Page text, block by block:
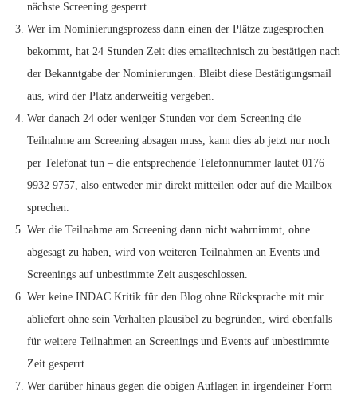
nächste Screening gesperrt.
Wer im Nominierungsprozess dann einen der Plätze zugesprochen
bekommt, hat 24 Stunden Zeit dies emailtechnisch zu bestätigen nach
der Bekanntgabe der Nominierungen. Bleibt diese Bestätigungsmail
aus, wird der Platz anderweitig vergeben.
Wer danach 24 oder weniger Stunden vor dem Screening die
Teilnahme am Screening absagen muss, kann dies ab jetzt nur noch
per Telefonat tun – die entsprechende Telefonnummer lautet 0176
9932 9757, also entweder mir direkt mitteilen oder auf die Mailbox
sprechen.
Wer die Teilnahme am Screening dann nicht wahrnimmt, ohne
abgesagt zu haben, wird von weiteren Teilnahmen an Events und
Screenings auf unbestimmte Zeit ausgeschlossen.
Wer keine INDAC Kritik für den Blog ohne Rücksprache mit mir
abliefert ohne sein Verhalten plausibel zu begründen, wird ebenfalls
für weitere Teilnahmen an Screenings und Events auf unbestimmte
Zeit gesperrt.
Wer darüber hinaus gegen die obigen Auflagen in irgendeiner Form